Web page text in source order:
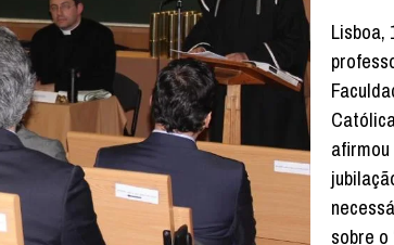
Lisboa,
sobre o